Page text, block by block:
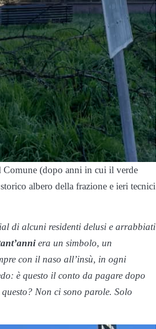
Comune (dopo anni in cui il verde
albero della frazione e ieri tecnici
di alcuni residenti delusi e arrabbiati
era un simbolo, un
con il naso all’insù, in ogni
è questo il conto da pagare dopo
Non ci sono parole. Solo